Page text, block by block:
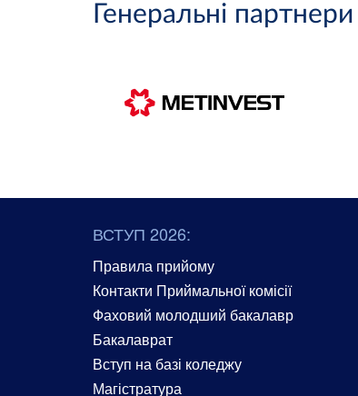
Генеральні партнери
ВСТУП 2026:
Правила прийому
Контакти Приймальної комісії
Фаховий молодший бакалавр
Бакалаврат
Вступ на базі коледжу
Магістратура